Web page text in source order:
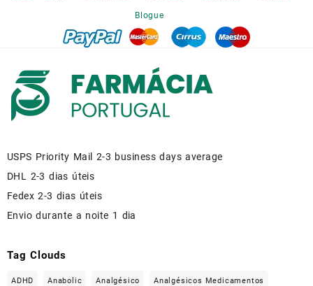
Blogue
USPS Priority Mail 2-3 business days average
DHL 2-3 dias úteis
Fedex 2-3 dias úteis
Envio durante a noite 1 dia
Tag Clouds
ADHD Anabolic Analgésico Analgésicos Medicamentos